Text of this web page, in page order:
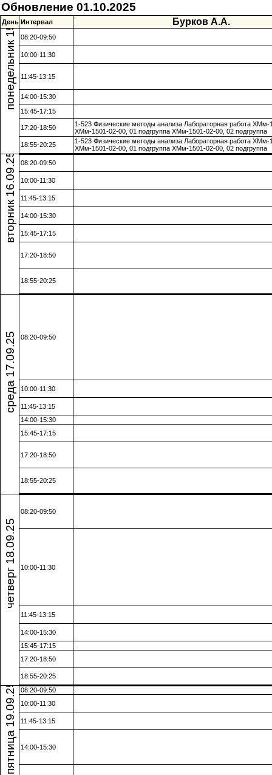
Обновление 01.10.2025
День Интервал Бурков А.А.
понедельник 15.09.25 08:20-09:50
10:00-11:30
11:45-13:15
14:00-15:30
15:45-17:15
17:20-18:50
1-523 Физические методы анализа Лабораторная работа ХМм-
ХМм-1501-02-00, 01 подгруппа ХМм-1501-02-00, 02 подгруппа
18:55-20:25
1-523 Физические методы анализа Лабораторная работа ХМм-
ХМм-1501-02-00, 01 подгруппа ХМм-1501-02-00, 02 подгруппа
вторник 16.09.25 08:20-09:50
10:00-11:30
11:45-13:15
14:00-15:30
15:45-17:15
17:20-18:50
18:55-20:25
среда 17.09.25 08:20-09:50
10:00-11:30
11:45-13:15
14:00-15:30
15:45-17:15
17:20-18:50
18:55-20:25
четверг 18.09.25
08:20-09:50
10:00-11:30
11:45-13:15
14:00-15:30
15:45-17:15
17:20-18:50
18:55-20:25
пятница 19.09.25 08:20-09:50
10:00-11:30
11:45-13:15
14:00-15:30